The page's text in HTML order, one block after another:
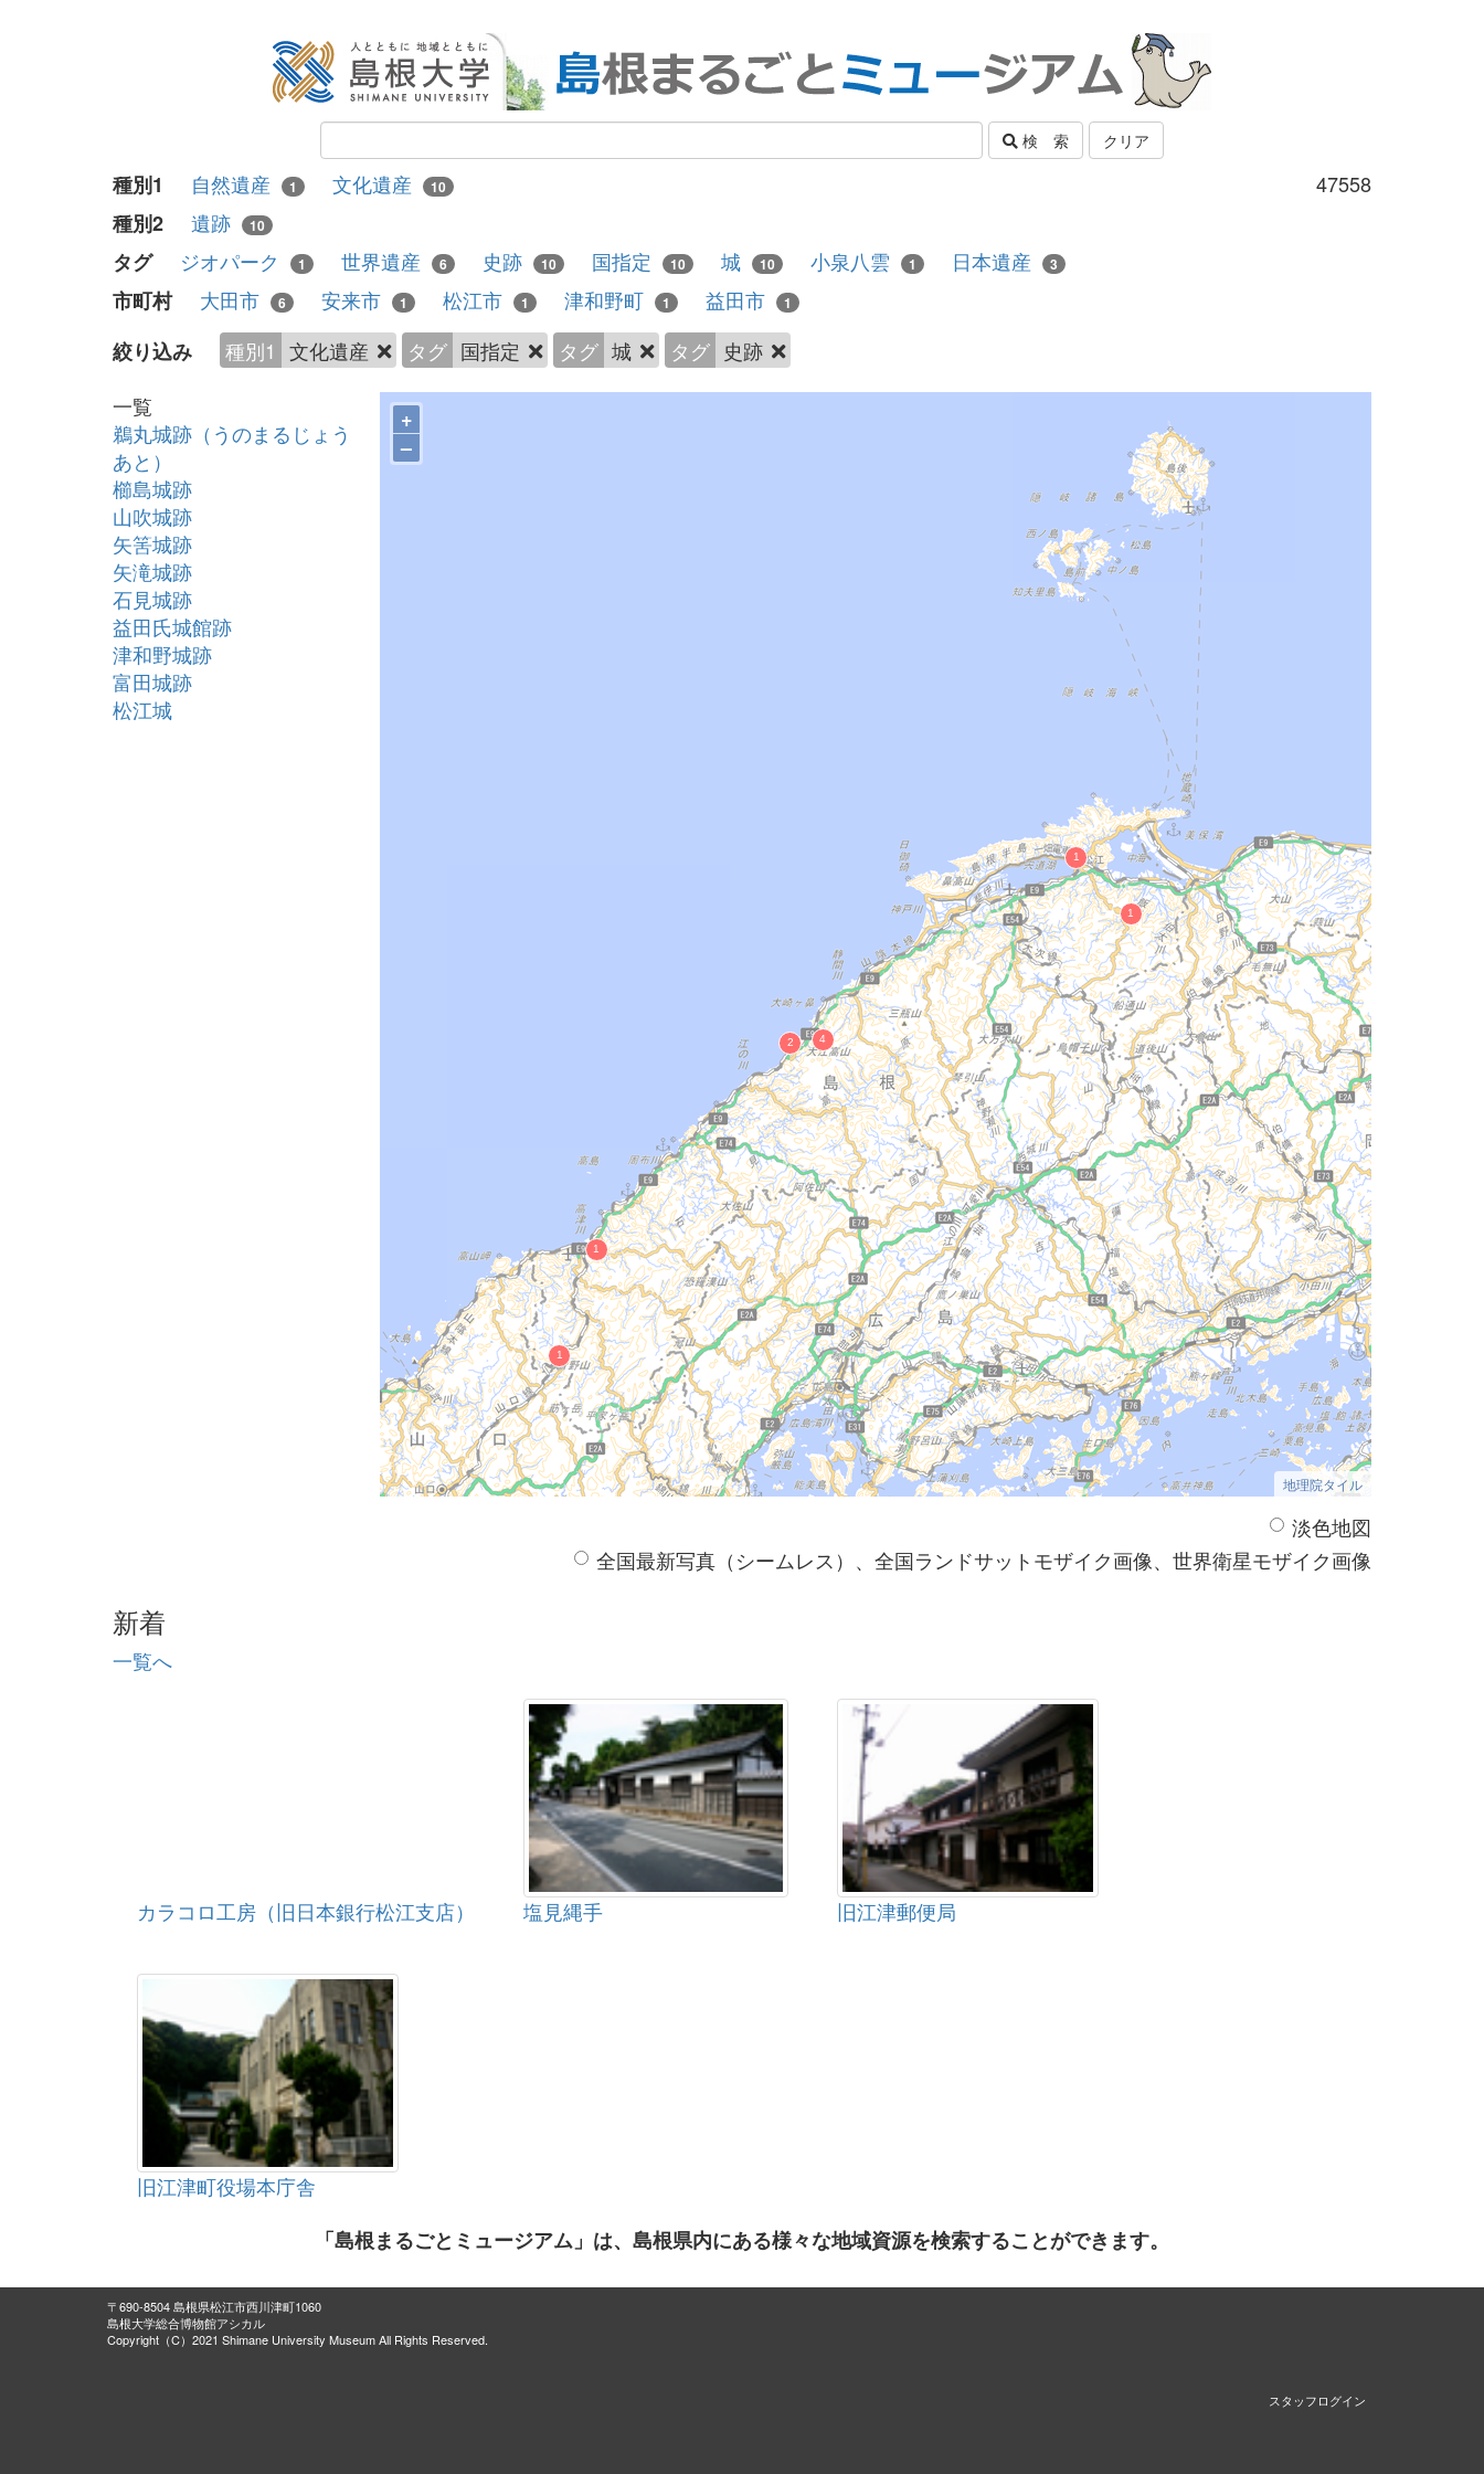
検 索 クリア
47558
種別1 自然遺産 1 文化遺産 10
種別2 遺跡 10
タグ ジオパーク 1 世界遺産 6 史跡 10 国指定 10 城 10 小泉八雲 1 日本遺産 3
市町村 大田市 6 安来市 1 松江市 1 津和野町 1 益田市 1
絞り込み 種別1 文化遺産 タグ 国指定 タグ 城 タグ 史跡
一覧
鵜丸城跡（うのまるじょう
あと）
櫛島城跡
山吹城跡
矢筈城跡
矢滝城跡
石見城跡
益田氏城館跡
津和野城跡
富田城跡
松江城
+
–
地理院タイル
淡色地図
全国最新写真（シームレス）、全国ランドサットモザイク画像、世界衛星モザイク画像
新着
一覧へ
カラコロ工房（旧日本銀行松江支店） 塩見縄手 旧江津郵便局
旧江津町役場本庁舎
「島根まるごとミュージアム」は、島根県内にある様々な地域資源を検索することができます。
〒690-8504 島根県松江市西川津町1060
島根大学総合博物館アシカル
Copyright（C）2021 Shimane University Museum All Rights Reserved.
スタッフログイン